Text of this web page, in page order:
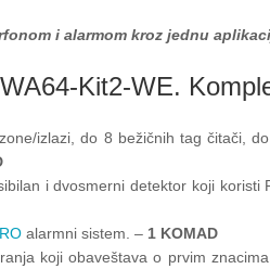
i alarmom kroz jednu
Kit2-WE.
izlazi, do 8 bežičnih tag čitači,
i dvosmerni detektor koji
alarmni sistem. – 1 KOMAD
koji obaveštava o prvim